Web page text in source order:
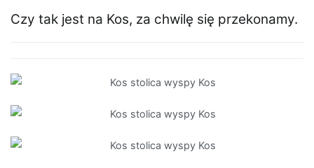
Czy tak jest na Kos, za chwilę się przekonamy.